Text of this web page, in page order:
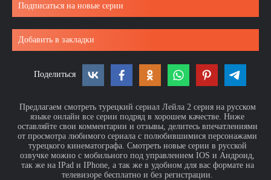
Подписаться на новые серии
Добавить в закладки
Поделиться
Предлагаем смотреть турецкий сериал Лейла 2 серия на русском
языке онлайн все серии подряд в хорошем качестве. Ниже
оставляйте свои комментарии и отзывы, делитесь впечатлениями
от просмотра любимого сериала с полюбившимися персонажами
турецкого кинематографа. Смотреть новые серии в русской
озвучке можно с мобильного под управлением IOS и Андроид,
так же на IPad и IPhone, а так же в удобном для вас формате на
телевизоре бесплатно и без регистрации.